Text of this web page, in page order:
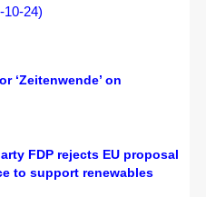
10-24)
‘Zeitenwende’ on
FDP rejects EU proposal
to support renewables